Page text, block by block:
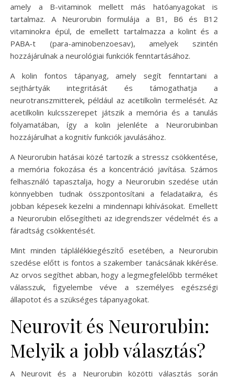
amely a B-vitaminok mellett más hatóanyagokat is
tartalmaz. A Neurorubin formulája a B1, B6 és B12
vitaminokra épül, de emellett tartalmazza a kolint és a
PABA-t (para-aminobenzoesav), amelyek szintén
hozzájárulnak a neurológiai funkciók fenntartásához.
A kolin fontos tápanyag, amely segít fenntartani a
sejthártyák integritását és támogathatja a
neurotranszmitterek, például az acetilkolin termelését. Az
acetilkolin kulcsszerepet játszik a memória és a tanulás
folyamatában, így a kolin jelenléte a Neurorubinban
hozzájárulhat a kognitív funkciók javulásához.
A Neurorubin hatásai közé tartozik a stressz csökkentése,
a memória fokozása és a koncentráció javítása. Számos
felhasználó tapasztalja, hogy a Neurorubin szedése után
könnyebben tudnak összpontosítani a feladataikra, és
jobban képesek kezelni a mindennapi kihívásokat. Emellett
a Neurorubin elősegítheti az idegrendszer védelmét és a
fáradtság csökkentését.
Mint minden táplálékkiegészítő esetében, a Neurorubin
szedése előtt is fontos a szakember tanácsának kikérése.
Az orvos segíthet abban, hogy a legmegfelelőbb terméket
válasszuk, figyelembe véve a személyes egészségi
állapotot és a szükséges tápanyagokat.
Neurovit és Neurorubin:
Melyik a jobb választás?
A Neurovit és a Neurorubin közötti választás során